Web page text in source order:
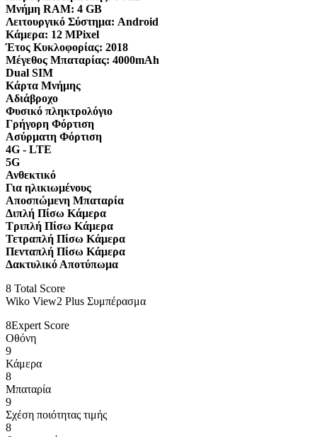
Μνήμη RAM: 4 GB
Λειτουργικό Σύστημα: Android
Κάμερα: 12 MPixel
Έτος Κυκλοφορίας: 2018
Μέγεθος Μπαταρίας: 4000mAh
Dual SIM
Κάρτα Μνήμης
Αδιάβροχο
Φυσικό πληκτρολόγιο
Γρήγορη Φόρτιση
Ασύρματη Φόρτιση
4G - LTE
5G
Ανθεκτικό
Για ηλικιωμένους
Αποσπώμενη Μπαταρία
Διπλή Πίσω Κάμερα
Τριπλή Πίσω Κάμερα
Τετραπλή Πίσω Κάμερα
Πενταπλή Πίσω Κάμερα
Δακτυλικό Αποτύπωμα
8 Total Score
Wiko View2 Plus Συμπέρασμα
8Expert Score
Οθόνη
9
Κάμερα
8
Μπαταρία
9
Σχέση ποιότητας τιμής
8